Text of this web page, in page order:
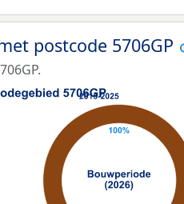
postcode 5706GP